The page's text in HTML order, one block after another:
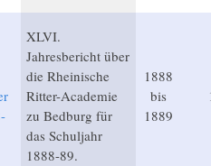
XLVI.
Jahresbericht über
die Rheinische
Ritter-Academie
zu Bedburg für
das Schuljahr
1888-89.
1888
bis
1889